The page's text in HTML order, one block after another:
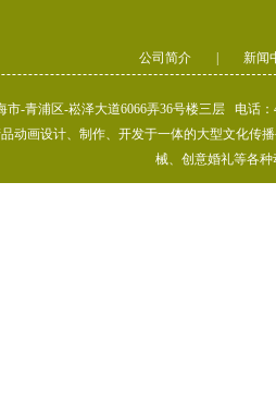
公司简介 新闻
市-青浦区-崧泽大道6066弄36号楼三层 电话
动画设计、制作、开发于一体的大型文化传
械、创意婚礼等各